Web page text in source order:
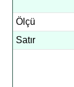
Ölçü
Satır